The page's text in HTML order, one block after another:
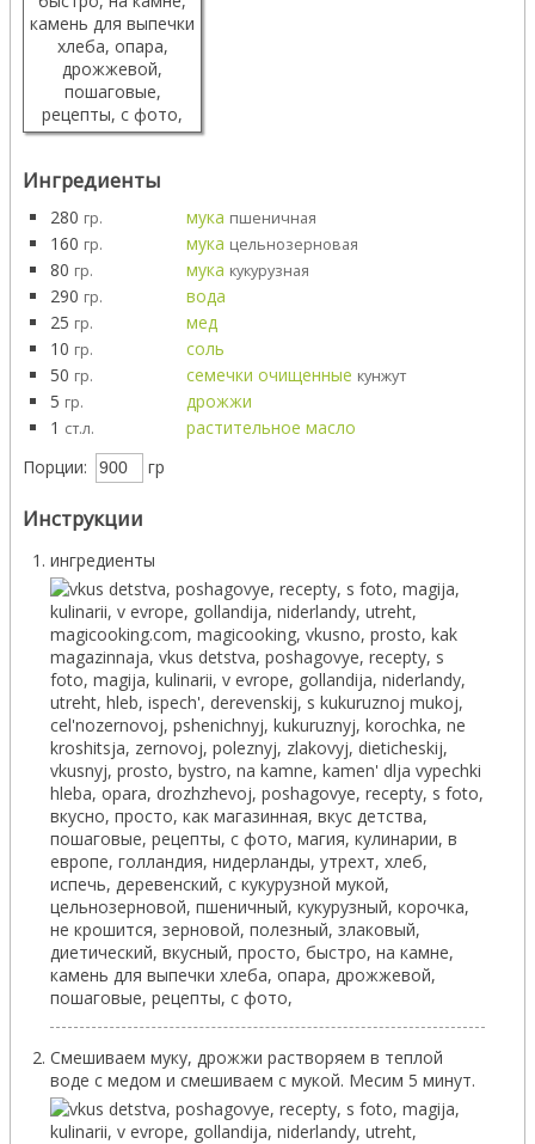
Ингредиенты
280 гр. мука пшеничная
160 гр. мука цельнозерновая
80 гр. мука кукурузная
290 гр.
вода
25 гр.
мед
10 гр.
соль
50 гр. семечки очищенные кунжут
5 гр.
дрожжи
1 ст.л.
растительное масло
Порции:
гр
Инструкции
ингредиенты
Смешиваем муку, дрожжи растворяем в теплой
воде с медом и смешиваем с мукой. Месим 5 минут.